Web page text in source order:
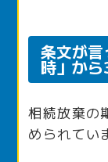
条文が
時」か
相続放棄の
められてい